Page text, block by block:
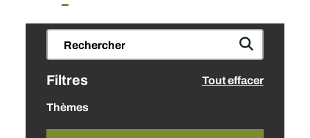
Filtres Tout effacer
Thèmes